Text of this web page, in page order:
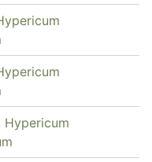
Hypericum